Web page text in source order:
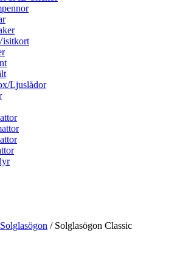
Ljuslådor
Solglasögon / Solglasögon Classic